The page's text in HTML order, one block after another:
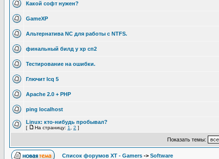
Какой софт нужен?
GameXP
Альтернатива NC для работы с NTFS.
финальный билд у хр сп2
Тестирование на ошибки.
Глючит Icq 5
Apache 2.0 + PHP
ping localhost
Linux: кто-нибудь пробывал?
[ На страницу: 1 2 ]
Показать темы:
Список форумов XT - Gamers -> Software